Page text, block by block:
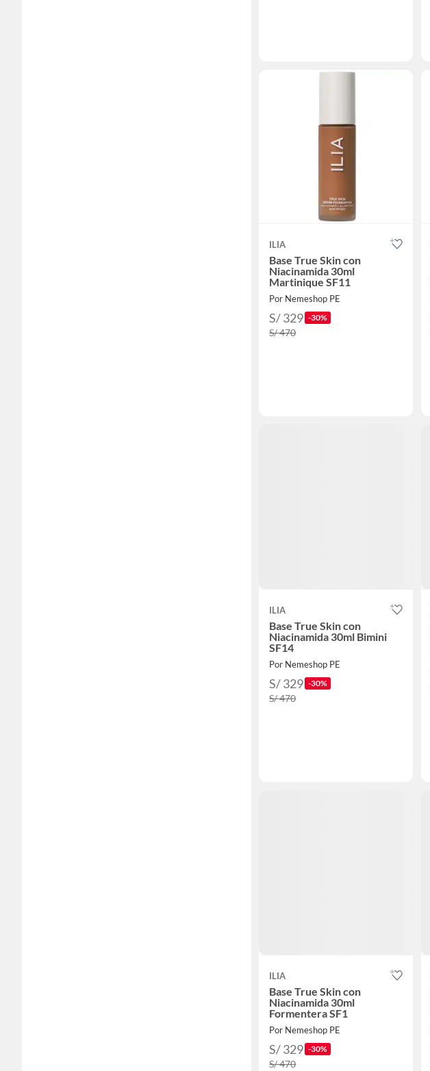
ILIA
Base True Skin con
Niacinamida 30ml
Martinique SF11
Por Nemeshop PE
S/ 329 -30%
S/ 470
ILIA
Base True Skin con
Niacinamida 30ml Bimini
SF14
Por Nemeshop PE
S/ 329 -30%
S/ 470
ILIA
Base True Skin con
Niacinamida 30ml
Formentera SF1
Por Nemeshop PE
S/ 329 -30%
S/ 470